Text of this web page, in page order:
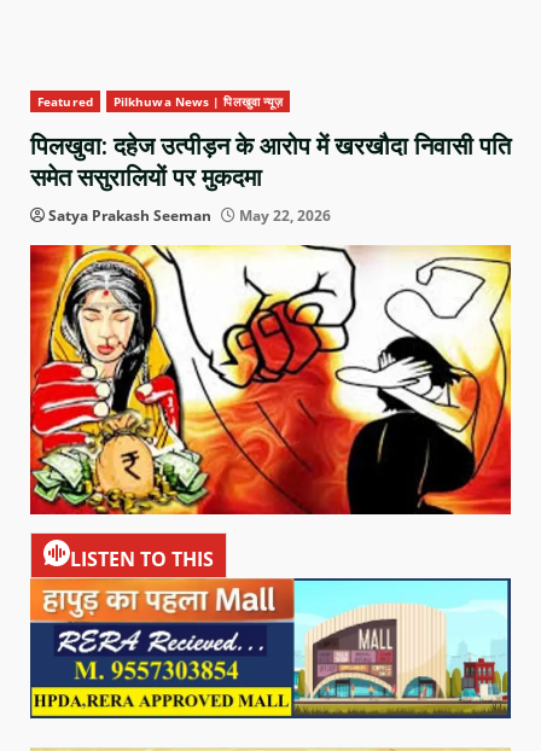
Featured Pilkhuwa News | पिलखुवा न्यूज़
पिलखुवा: दहेज उत्पीड़न के आरोप में खरखौदा निवासी पति
समेत ससुरालियों पर मुकदमा
Satya Prakash Seeman May 22, 2026
LISTEN TO THIS